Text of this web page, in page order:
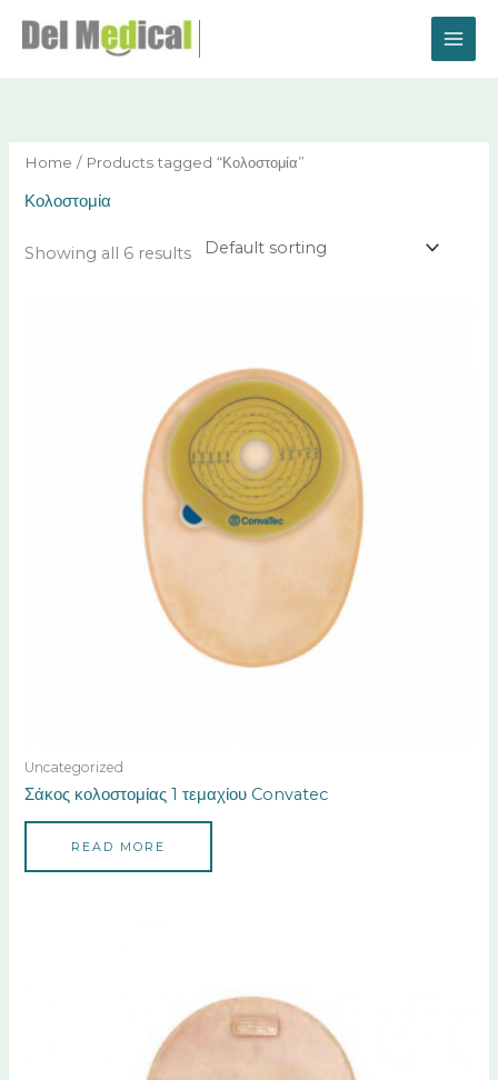
content
Home / Products tagged “Κολοστομία”
Κολοστομία
Showing all 6 results
Uncategorized
Σάκος κολοστομίας 1 τεμαχίου Convatec
READ MORE